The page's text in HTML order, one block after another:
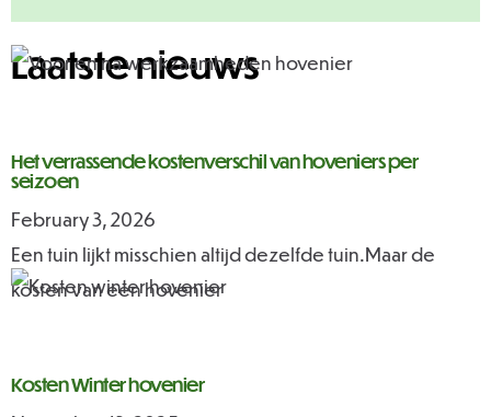
Laatste nieuws
Het verrassende kostenverschil van hoveniers per
seizoen
February 3, 2026
Een tuin lijkt misschien altijd dezelfde tuin.Maar de
kosten van een hovenier
Kosten Winter hovenier